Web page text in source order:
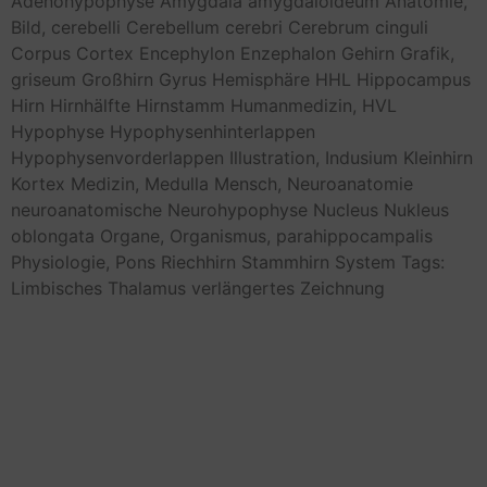
Bild, cerebelli Cerebellum cerebri Cerebrum cinguli
Corpus Cortex Encephylon Enzephalon Gehirn Grafik,
griseum Großhirn Gyrus Hemisphäre HHL Hippocampus
Hirn Hirnhälfte Hirnstamm Humanmedizin, HVL
Hypophyse Hypophysenhinterlappen
Hypophysenvorderlappen Illustration, Indusium Kleinhirn
Kortex Medizin, Medulla Mensch, Neuroanatomie
neuroanatomische Neurohypophyse Nucleus Nukleus
oblongata Organe, Organismus, parahippocampalis
Physiologie, Pons Riechhirn Stammhirn System Tags:
Limbisches Thalamus verlängertes Zeichnung